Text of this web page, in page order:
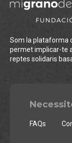
Som la plataforma
permet implicar-te
reptes solidaris
FAQs